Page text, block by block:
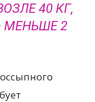
40 КГ,
МЕНЬШЕ 2